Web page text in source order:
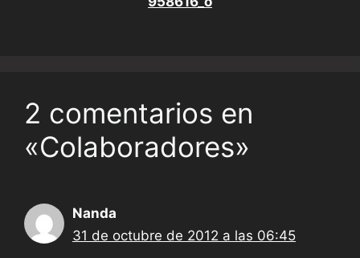
2 comentarios en
«Colaboradores»
Nanda
31 de octubre de 2012 a las 06:45